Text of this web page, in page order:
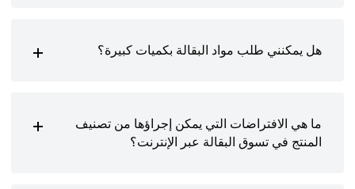
هل يمكنني طلب مواد البقالة بكميات كبيرة؟
ما هي الافتراضات التي يمكن إجراؤها من تصنيف
المنتج في تسوق البقالة عبر الإنترنت؟